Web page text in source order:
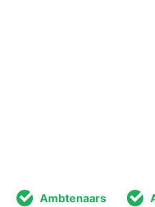
Ambtenaars